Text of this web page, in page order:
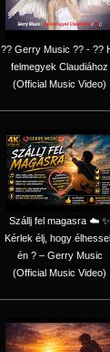
?? Gerry Music ?? - ??
felmegyek Claudiához
(Official Music Video)
Szállj fel magasra ☁️ ✨
Kérlek élj, hogy
én ? – Gerry Music
(Official Music Video)